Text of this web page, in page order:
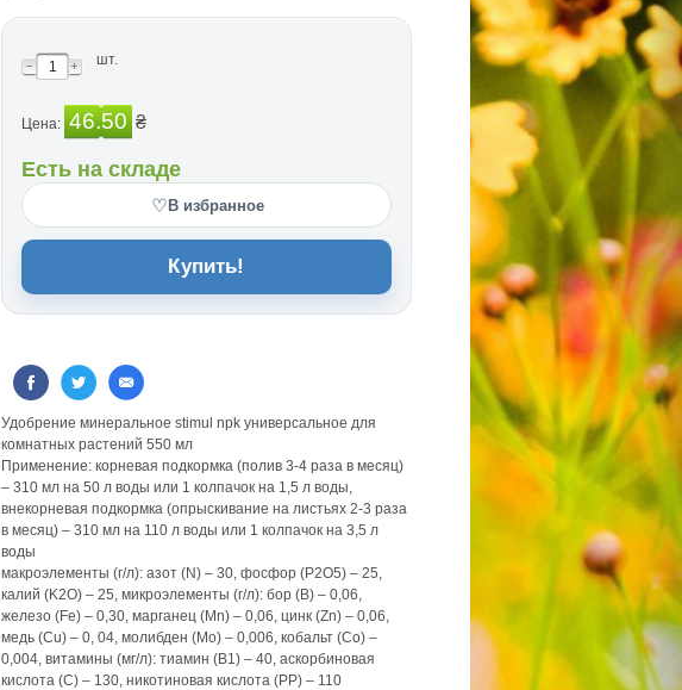
шт.
Цена: 46.50 ₴
Есть на складе
♡В избранное
Купить!
Удобрение минеральное stimul npk универсальное для
комнатных растений 550 мл
Применение: корневая подкормка (полив 3-4 раза в месяц)
– 310 мл на 50 л воды или 1 колпачок на 1,5 л воды,
внекорневая подкормка (опрыскивание на листьях 2-3 раза
в месяц) – 310 мл на 110 л воды или 1 колпачок на 3,5 л
воды
макроэлементы (г/л): азот (N) – 30, фосфор (P2О5) – 25,
калий (K2О) – 25, микроэлементы (г/л): бор (В) – 0,06,
железо (Fe) – 0,30, марганец (Мn) – 0,06, цинк (Zn) – 0,06,
медь (Cu) – 0, 04, молибден (Мо) – 0,006, кобальт (Со) –
0,004, витамины (мг/л): тиамин (В1) – 40, аскорбиновая
кислота (С) – 130, никотиновая кислота (РР) – 110